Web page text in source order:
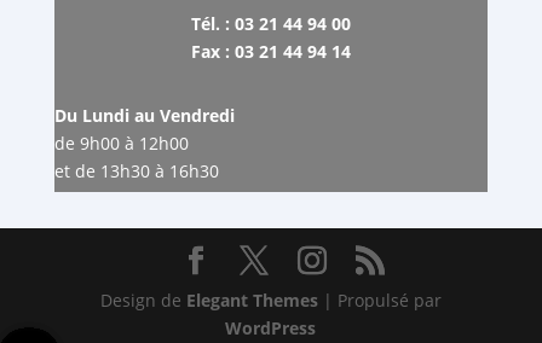
Tél. : 03 21 44 94 00
Fax : 03 21 44 94 14
Du Lundi au Vendredi
de 9h00 à 12h00
et de 13h30 à 16h30
Design de Elegant Themes| Propulsé par
WordPress